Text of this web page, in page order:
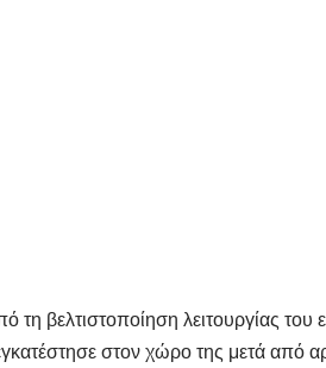
τη βελτιστοποίηση
στον χώρο της μετά από